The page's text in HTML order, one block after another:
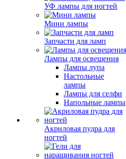
УФ лампы для ногтей
Мини лампы
Запчасти для ламп
Лампы для освещения
Лампы лупа
Настольные
лампы
Лампы для селфи
Напольные лампы
Акриловая пудра для
ногтей